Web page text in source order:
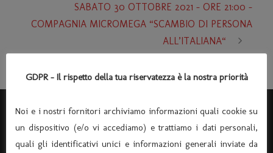
SABATO 30 OTTOBRE 2021 – ORE 21:00 –
COMPAGNIA MICROMEGA “SCAMBIO DI PERSONA
ALL’ITALIANA“
GDPR - Il rispetto della tua riservatezza è la nostra priorità
Noi e i nostri fornitori archiviamo informazioni quali cookie su
un dispositivo (e/o vi accediamo) e trattiamo i dati personali,
quali gli identificativi unici e informazioni generali inviate da